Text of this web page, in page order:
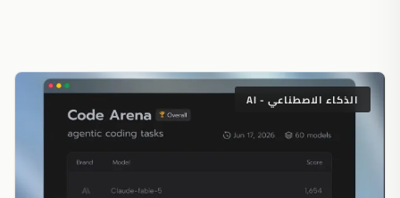
الذكاء الاصطناعي - AI